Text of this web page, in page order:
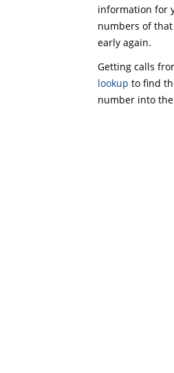
information for
numbers of that
early again.
Getting calls
lookup to find
number into